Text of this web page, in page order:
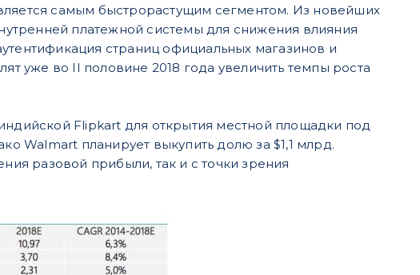
самым быстрорастущим сегментом. Из новейших
платежной системы для снижения влияния
страниц официальных магазинов и
уже во II половине 2018 года увеличить темпы роста
Flipkart для открытия местной площадки под
Walmart планирует выкупить долю за $1,1 млрд.
разовой прибыли, так и с точки зрения